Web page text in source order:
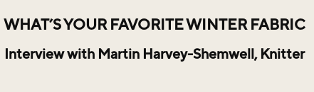
WHAT’S YOUR FAVORITE WINTER FABRIC
Interview with Martin Harvey-Shemwell, Knitter